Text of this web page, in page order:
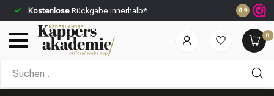
Kostenlose Rückgabe innerhalb* Vor 23:59
8.9
0
Nach welcher Kategorie suchst du?